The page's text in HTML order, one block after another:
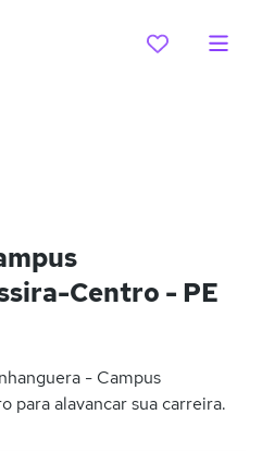
Centro - PE
- Campus
para alavancar sua carreira.